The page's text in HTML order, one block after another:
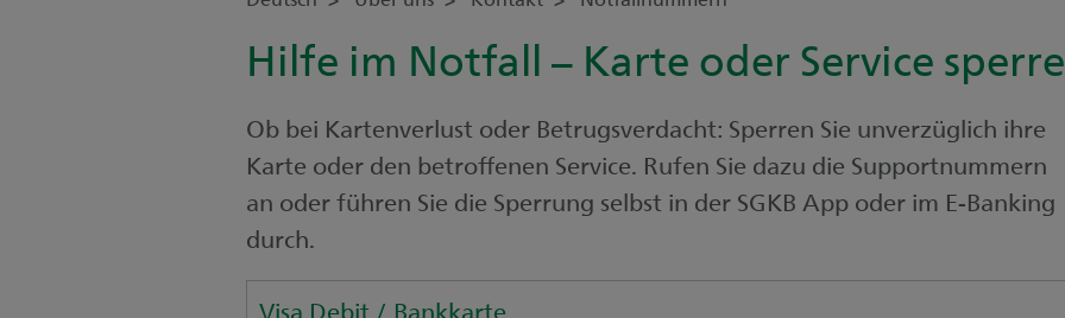
Hilfe im Notfall – Karte oder Service
Ob bei Kartenverlust oder Betrugsverdacht: Sperren Sie unverzüglich ihre
Karte oder den betroffenen Service. Rufen Sie dazu die Supportnummern
an oder führen Sie die Sperrung selbst in der SGKB App oder im E-Banking
durch.
Visa Debit / Bankkarte